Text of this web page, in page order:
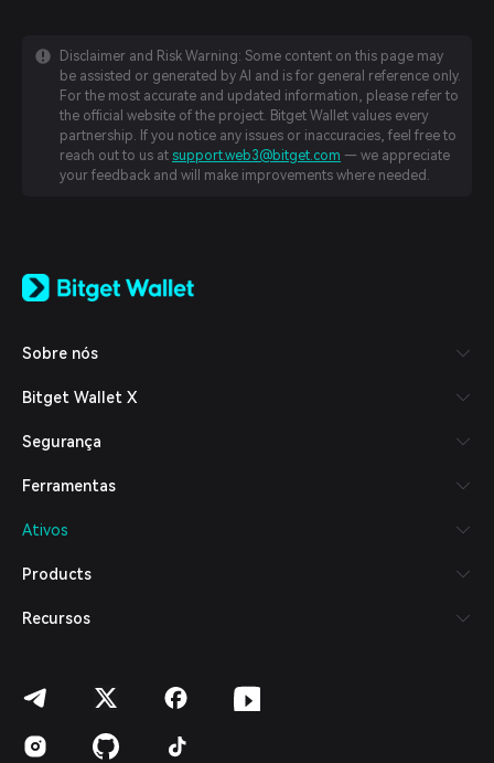
Disclaimer and Risk Warning: Some content on this page may
be assisted or generated by AI and is for general reference only.
For the most accurate and updated information, please refer to
the official website of the project. Bitget Wallet values every
partnership. If you notice any issues or inaccuracies, feel free to
reach out to us at support.web3@bitget.com — we appreciate
your feedback and will make improvements where needed.
日本語
Español (Latinoamérica)
Italiano
Deutsch
繁體中文
Bahasa Indonesia
हिन्दी
Español (Argentina)
Sobre nós
Bitget Wallet X
Segurança
Ferramentas
Ativos
Products
Recursos